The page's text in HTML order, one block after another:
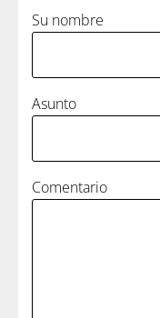
Su nombre
Asunto
Comentario